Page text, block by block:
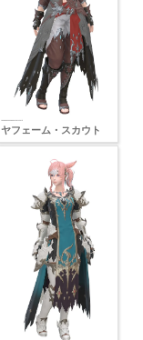
ヤフェーム・スカウト